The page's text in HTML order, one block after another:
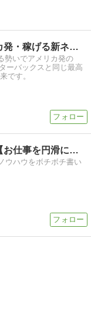
「いまこそ始めるアメリカ発・稼げる新ネットビジネス」
勢いでアメリカ発の
ーバックスと同じ最高
です。
商いネットレポーター 【お仕事を円滑に回す為のブログ】
ウハウをボチボチ書い